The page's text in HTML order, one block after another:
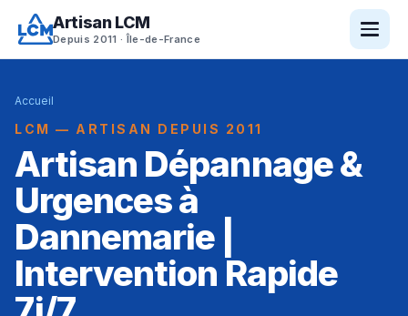
Artisan LCM
Depuis 2011 · Île-de-France
Accueil
LCM — ARTISAN DEPUIS 2011
Artisan Dépannage &
Urgences à
Dannemarie |
Intervention Rapide